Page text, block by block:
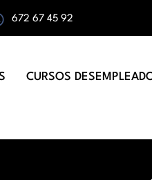
672 67 45 92
CURSOS